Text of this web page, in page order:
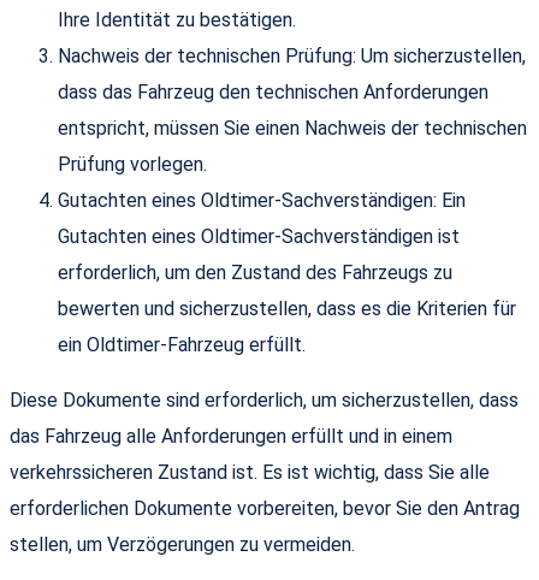
Ihre Identität zu bestätigen.
Nachweis der technischen Prüfung: Um sicherzustellen,
dass das Fahrzeug den technischen Anforderungen
entspricht, müssen Sie einen Nachweis der technischen
Prüfung vorlegen.
Gutachten eines Oldtimer-Sachverständigen: Ein
Gutachten eines Oldtimer-Sachverständigen ist
erforderlich, um den Zustand des Fahrzeugs zu
bewerten und sicherzustellen, dass es die Kriterien für
ein Oldtimer-Fahrzeug erfüllt.
Diese Dokumente sind erforderlich, um sicherzustellen, dass
das Fahrzeug alle Anforderungen erfüllt und in einem
verkehrssicheren Zustand ist. Es ist wichtig, dass Sie alle
erforderlichen Dokumente vorbereiten, bevor Sie den Antrag
stellen, um Verzögerungen zu vermeiden.